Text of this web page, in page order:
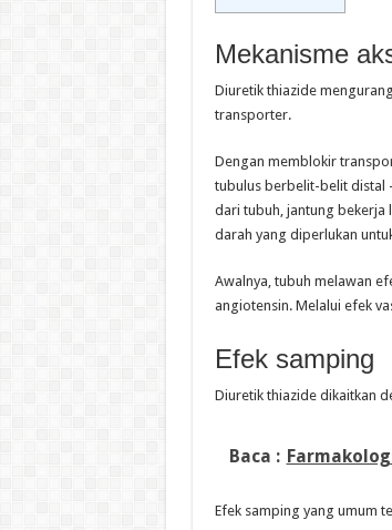
Mekanisme
Diuretik thiazide
transporter.
Dengan memblokir
tubulus berbelit-belit distal
dari tubuh, jantung bekerja
darah yang diperlukan
Awalnya, tubuh melawan
angiotensin. Melalui efek
Efek samping
Diuretik thiazide dikaitkan
Baca :
Efek samping yang umum